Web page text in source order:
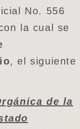
No. 556
la cual se
, el siguiente
de la